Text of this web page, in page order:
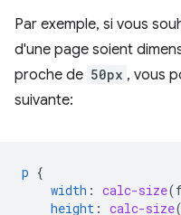
Par exemple, si vous
d'une page soient
proche de 50px , vous
suivante:
p {
width : calc-size(
height : calc-size(